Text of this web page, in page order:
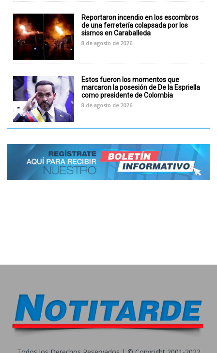
Reportaron incendio en los escombros
de una ferretería colapsada por los
sismos en Caraballeda
8 de agosto de 2026
Estos fueron los momentos que
marcaron la posesión de De la Espriella
como presidente de Colombia
8 de agosto de 2026